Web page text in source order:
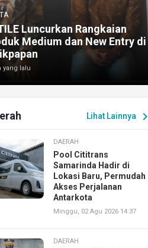
Luncurkan Rangkaian
Medium dan New Entry di
yang lalu
Lihat Lainnya chevron_right
DAERAH
Pool Cititrans
Samarinda Hadir di
Lokasi Baru, Permudah
Akses Perjalanan
Antarkota
Minggu, 02 Agu 2026 14:37
DAERAH